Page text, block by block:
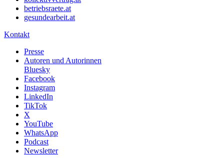
betriebsraete.at
gesundearbeit.at
Kontakt
Presse
Autoren und Autorinnen
Bluesky
Facebook
Instagram
LinkedIn
TikTok
X
YouTube
WhatsApp
Podcast
Newsletter